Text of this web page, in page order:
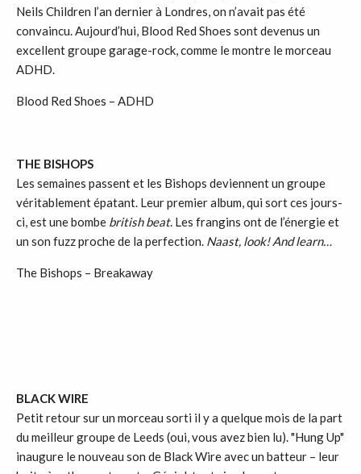
Neils Children l’an dernier à Londres, on n’avait pas été
convaincu. Aujourd’hui, Blood Red Shoes sont devenus un
excellent groupe garage-rock, comme le montre le morceau
ADHD.
Blood Red Shoes – ADHD
THE BISHOPS
Les semaines passent et les Bishops deviennent un groupe
véritablement épatant. Leur premier album, qui sort ces jours-
ci, est une bombe british beat. Les frangins ont de l’énergie et
un son fuzz proche de la perfection. Naast, look! And learn…
The Bishops – Breakaway
BLACK WIRE
Petit retour sur un morceau sorti il y a quelque mois de la part
du meilleur groupe de Leeds (oui, vous avez bien lu). "Hung Up"
inaugure le nouveau son de Black Wire avec un batteur – leur